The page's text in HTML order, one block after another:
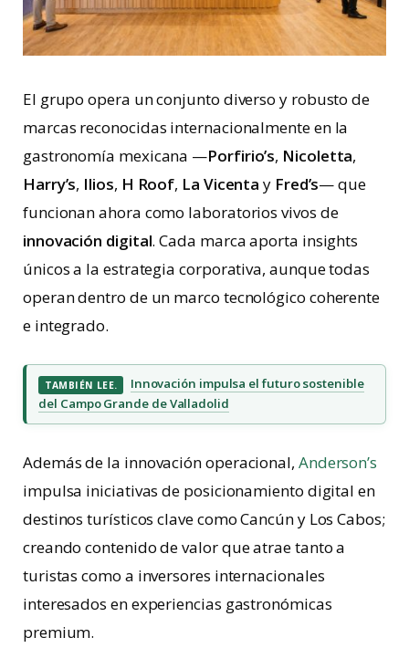
El grupo opera un conjunto diverso y robusto de
marcas reconocidas internacionalmente en la
gastronomía mexicana —Porfirio’s, Nicoletta,
Harry’s, Ilios, H Roof, La Vicenta y Fred’s— que
funcionan ahora como laboratorios vivos de
innovación digital. Cada marca aporta insights
únicos a la estrategia corporativa, aunque todas
operan dentro de un marco tecnológico coherente
e integrado.
TAMBIÉN LEE.
Innovación impulsa el futuro sostenible
del Campo Grande de Valladolid
Además de la innovación operacional, Anderson’s
impulsa iniciativas de posicionamiento digital en
destinos turísticos clave como Cancún y Los Cabos;
creando contenido de valor que atrae tanto a
turistas como a inversores internacionales
interesados en experiencias gastronómicas
premium.